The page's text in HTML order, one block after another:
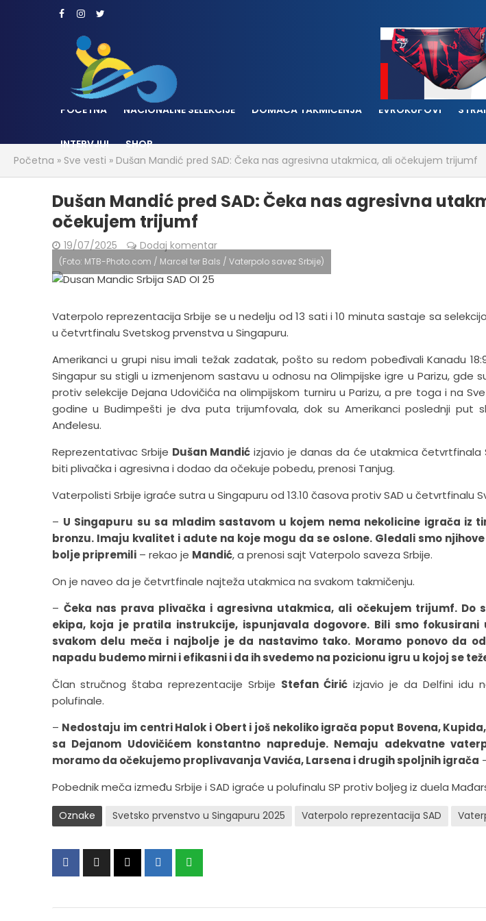
POČETNA NACIONALNE SELEKCIJE DOMAĆA TAKMIČENJA EVROKUPOVI
INTERVJUI
SHOP
Početna » Sve vesti » Dušan Mandić pred SAD: Čeka nas agresivna utakmica, ali očekujem trijumf
Dušan Mandić pred SAD: Čeka nas agresivna
očekujem trijumf
19/07/2025 Dodaj komentar
(Foto: MTB-Photo.com / Marcel ter Bals / Vaterpolo savez Srbije)
Vaterpolo reprezentacija Srbije se u nedelju od 13 sati i 10 minuta sastaje sa
u četvrtfinalu Svetskog prvenstva u Singapuru.
Amerikanci u grupi nisu imali težak zadatak, pošto su redom pobeđivali Kanadu
Singapur su stigli u izmenjenom sastavu u odnosu na Olimpijske igre u Parizu, gde
protiv selekcije Dejana Udovičića na olimpijskom turniru u Parizu, a pre toga i na
godine u Budimpešti je dva puta trijumfovala, dok su Amerikanci poslednji put
Anđelesu.
Reprezentativac Srbije Dušan Mandićizjavio je danas da će utakmica četvrtfinala
biti plivačka i agresivna i dodao da očekuje pobedu, prenosi Tanjug.
Vaterpolisti Srbije igraće sutra u Singapuru od 13.10 časova protiv SAD u četvrtfinalu
– U Singapuru su sa mladim sastavom u kojem nema nekolicine igrača iz
bronzu. Imaju kvalitet i adute na koje mogu da se oslone. Gledali smo
bolje pripremili– rekao je Mandić, a prenosi sajt Vaterpolo saveza Srbije.
On je naveo da je četvrtfinale najteža utakmica na svakom takmičenju.
– Čeka nas prava plivačka i agresivna utakmica, ali očekujem trijumf. Do
ekipa, koja je pratila instrukcije, ispunjavala dogovore. Bili smo fokusirani
svakom delu meča i najbolje je da nastavimo tako. Moramo ponovo da
napadu budemo mirni i efikasni i da ih svedemo na pozicionu igru u kojoj se
Član stručnog štaba reprezentacije Srbije Stefan Ćirić izjavio je da Delfini idu
polufinale.
– Nedostaju im centri Halok i Obert i još nekoliko igrača poput Bovena,
sa Dejanom Udovičićem konstantno napreduje. Nemaju adekvatne
moramo da očekujemo proplivavanja Vavića, Larsena i drugih spoljnih igrača
Pobednik meča između Srbije i SAD igraće u polufinalu SP protiv boljeg iz duela
Oznake Svetsko prvenstvo u Singapuru 2025 Vaterpolo reprezentacija SAD